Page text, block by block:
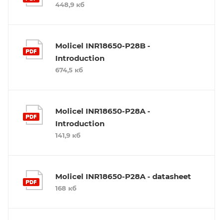
448,9 кб
Molicel INR18650-P28B -
Introduction
674,5 кб
Molicel INR18650-P28A -
Introduction
141,9 кб
Molicel INR18650-P28A - datasheet
168 кб